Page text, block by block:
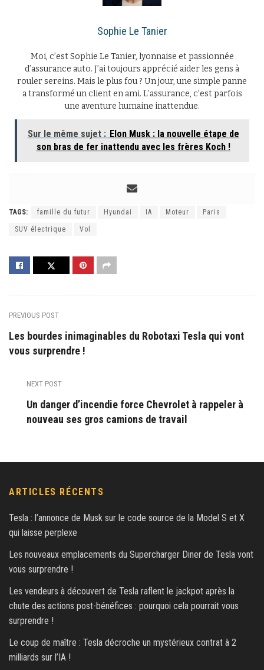
Sophie Le Tanier
Moi, c’est Sophie Le Tanier, lyonnaise et passionnée
d’assurance auto. J’ai toujours apprécié aider les gens à
rouler sereins. Mais le plus fou ? Un jour, une simple panne
a transformé un client en ami. L’assurance, c’est parfois
une aventure humaine inattendue.
Sur le même sujet : Elon Musk : la nouvelle étape de
son bras de fer inattendu avec les frères Koch !
TAGS: famille du futur Hyundai IA Moteur Paris
SUV électrique Vol
PREVIOUS POST
Les bourdes inimaginables du Robotaxi Tesla qui vont
vous surprendre !
NEXT POST
Un danger d’incendie force Chevrolet à rappeler à
nouveau ses gros camions de travail
ARTICLES RÉCENTS
Tesla : l’annonce de Musk sur le code source de la Model S et X
qui laisse perplexe
Les nouveaux emplacements du Supercharger Diner de Tesla vont
vous surprendre !
Les vendeurs à découvert de Tesla raflent le jackpot après la
chute des actions post-bénéfices : pourquoi cela pourrait vous
surprendre !
Le coup de maître : Tesla décroche un mystérieux contrat à 2
milliards sur l’IA !